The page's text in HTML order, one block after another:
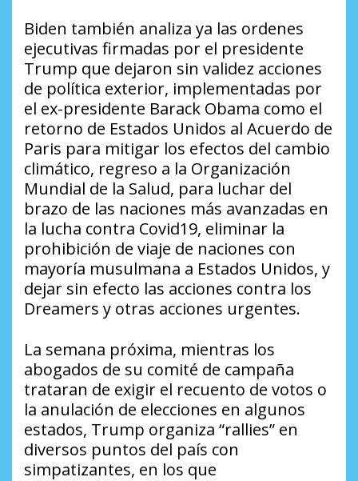
Biden también analiza ya las ordenes
ejecutivas firmadas por el presidente
Trump que dejaron sin validez acciones
de política exterior, implementadas por
el ex-presidente Barack Obama como el
retorno de Estados Unidos al Acuerdo de
Paris para mitigar los efectos del cambio
climático, regreso a la Organización
Mundial de la Salud, para luchar del
brazo de las naciones más avanzadas en
la lucha contra Covid19, eliminar la
prohibición de viaje de naciones con
mayoría musulmana a Estados Unidos, y
dejar sin efecto las acciones contra los
Dreamers y otras acciones urgentes.
La semana próxima, mientras los
abogados de su comité de campaña
trataran de exigir el recuento de votos o
la anulación de elecciones en algunos
estados, Trump organiza “rallies” en
diversos puntos del país con
simpatizantes, en los que